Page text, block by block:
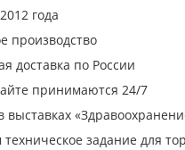
года
производство
доставка по России
принимаются 24/7
выставках
задание для